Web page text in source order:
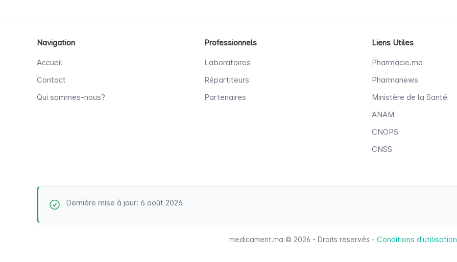
Navigation
Accueil
Contact
Qui sommes-nous?
Professionnels
Laboratoires
Répartiteurs
Partenaires
Liens Utiles
Pharmacie.ma
Pharmanews
Ministère de la Santé
ANAM
CNOPS
CNSS
Dernière mise à jour: 6 août 2026
medicament.ma © 2026 - Droits reservés - Conditions d'utilisation